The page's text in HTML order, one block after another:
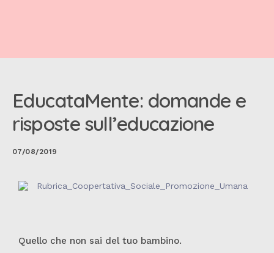
EducataMente: domande e
risposte sull’educazione
07/08/2019
Quello che non sai del tuo bambino.